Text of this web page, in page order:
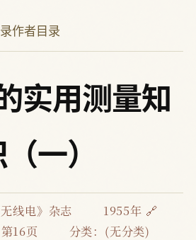
作者目录
实用测量知
一）
无线电》杂志
1955年 🔗
第16页
分类：(无分类)